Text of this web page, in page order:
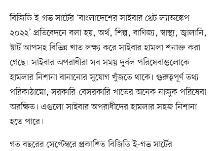
বিজিডি ই-গভ সার্টের ‘বাংলাদেশের সাইবার থ্রেট ল্যান্ডস্কেপ
২০২২’ প্রতিবেদনে বলা হয়, অর্থ, শিল্প, বাণিজ্য, স্বাস্থ্য, জ্বালানি,
স্টার্ট আপসহ বিভিন্ন খাত লক্ষ্য করে সাইবার হামলা শনাক্ত করা
গেছে। সাইবার অপরাধীরা সব সময় দুর্বল পরিষেবাগুলোকে
হামলার নিশানা বানানোর সুযোগ খুঁজতে থাকে। গুরুত্বপূর্ণ তথ্য
পরিকাঠামো, সরকারি-বেসরকারি খাতের অনেক নাজুক পরিষেবা
অরক্ষিত। এগুলো সাইবার অপরাধীদের হামলার সহজ নিশানা
হতে পারে।
গত বছরের সেপ্টেম্বরে প্রকাশিত বিজিডি ই-গভ সার্টের